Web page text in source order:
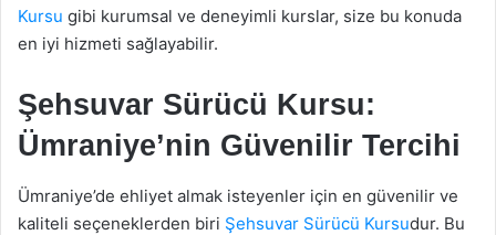
Kursu gibi kurumsal ve deneyimli kurslar, size bu konuda
en iyi hizmeti sağlayabilir.
Şehsuvar Sürücü Kursu:
Ümraniye’nin Güvenilir Tercihi
Ümraniye’de ehliyet almak isteyenler için en güvenilir ve
kaliteli seçeneklerden biri Şehsuvar Sürücü Kursudur. Bu